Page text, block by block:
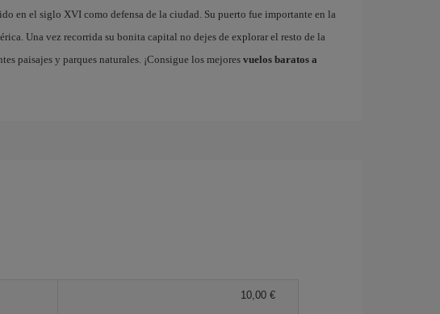
en el siglo XVI como defensa de la ciudad. Su puerto fue importante en la
Una vez recorrida su bonita capital no dejes de explorar el resto de la
paisajes y parques naturales. ¡Consigue los mejores vuelos baratos a
10,00 €